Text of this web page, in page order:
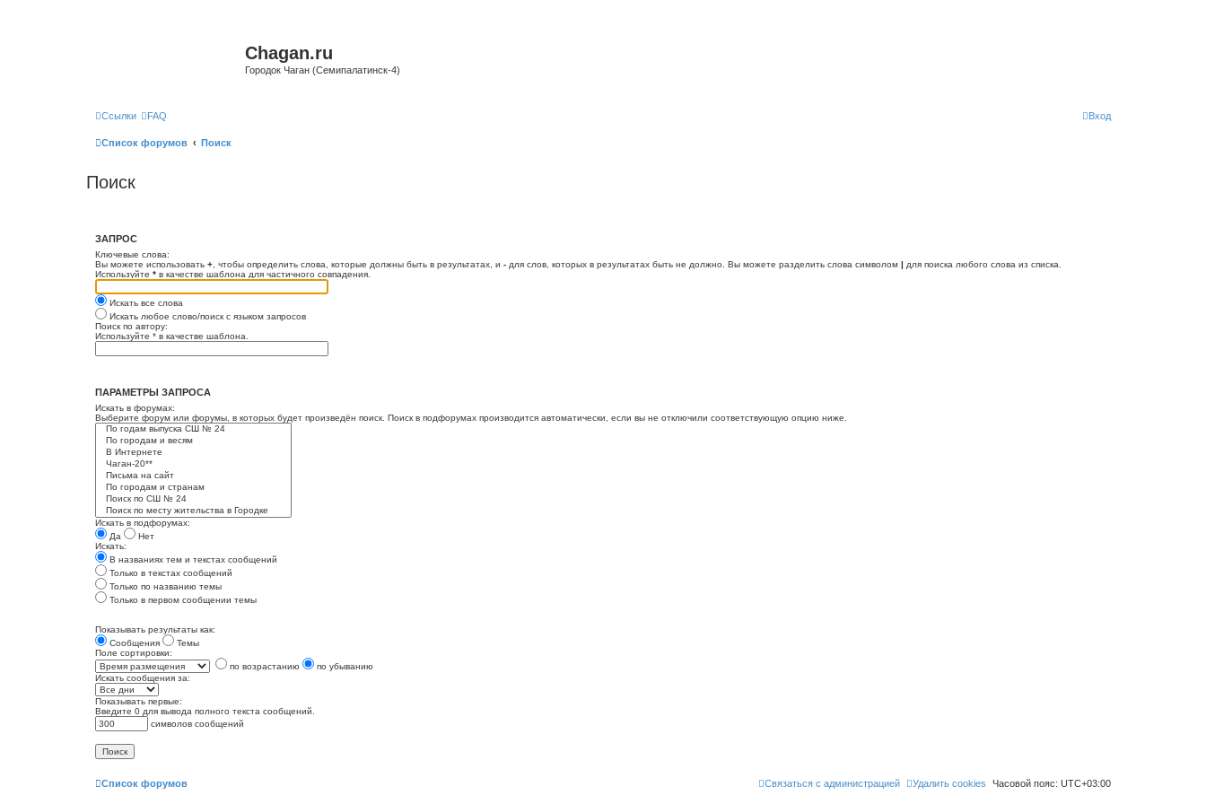
Chagan.ru
Городок Чаган (Семипалатинск-4)
Ссылки FAQ Вход
Список форумов Поиск
Поиск
ЗАПРОС
Ключевые слова:
Вы можете использовать + , чтобы определить слова, которые должны быть в результатах, и - для слов, которых в результатах быть не должно. Вы можете разделить слова символом | для поиска любого слова из списка.
Используйте * в качестве шаблона для частичного совпадения.
Искать все слова
Искать любое слово/поиск с языком запросов
Поиск по автору:
Используйте * в качестве шаблона.
ПАРАМЕТРЫ ЗАПРОСА
Искать в форумах:
Выберите форум или форумы, в которых будет произведён поиск. Поиск в подфорумах производится автоматически, если вы не отключили соответствующую опцию ниже.
Искать в подфорумах:
Да
Нет
Искать:
В названиях тем и текстах сообщений
Только в текстах сообщений
Только по названию темы
Только в первом сообщении темы
Показывать результаты как:
Сообщения
Темы
Поле сортировки:
по возрастанию
по убыванию
Искать сообщения за:
Показывать первые:
Введите 0 для вывода полного текста сообщений.
символов сообщений
Список форумов Часовой пояс: UTC+03:00
Удалить cookies
Связаться с администрацией